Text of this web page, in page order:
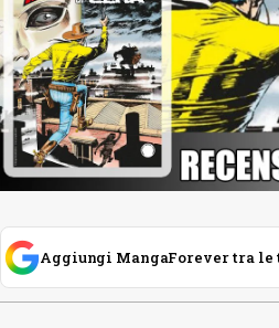
Aggiungi MangaForever tra le